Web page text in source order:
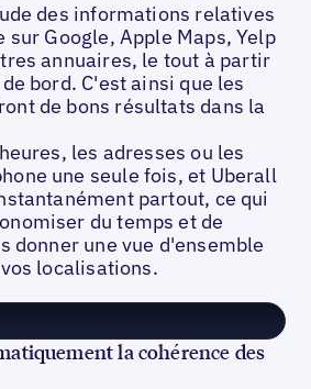
des informations relatives
Google, Apple Maps, Yelp
annuaires, le tout à partir
bord. C'est ainsi que les
de bons résultats dans la
les adresses ou les
une seule fois, et Uberall
partout, ce qui
du temps et de
donner une vue d'ensemble
localisations.
la cohérence des